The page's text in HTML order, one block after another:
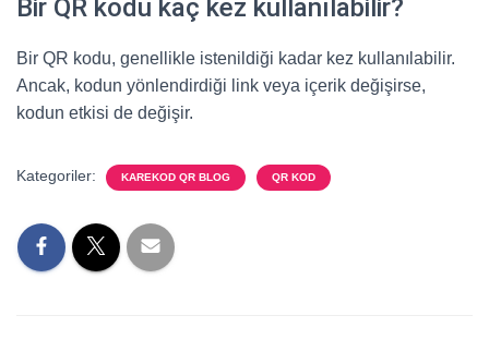
Bir QR kodu kaç kez kullanılabilir?
Bir QR kodu, genellikle istenildiği kadar kez kullanılabilir.
Ancak, kodun yönlendirdiği link veya içerik değişirse,
kodun etkisi de değişir.
Kategoriler: KAREKOD QR BLOG QR KOD